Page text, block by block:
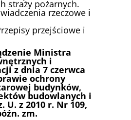
straży pożarnych.
rzeczowe i
przejściowe i
Ministra
i
z dnia 7 czerwca
ochrony
budynków,
budowlanych i
U. z 2010 r. Nr 109,
zm.